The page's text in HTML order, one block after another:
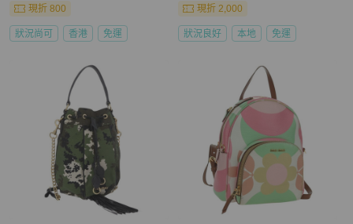
現折 800
狀況尚可 香港 免運
現折 2,000
狀況良好 本地 免運